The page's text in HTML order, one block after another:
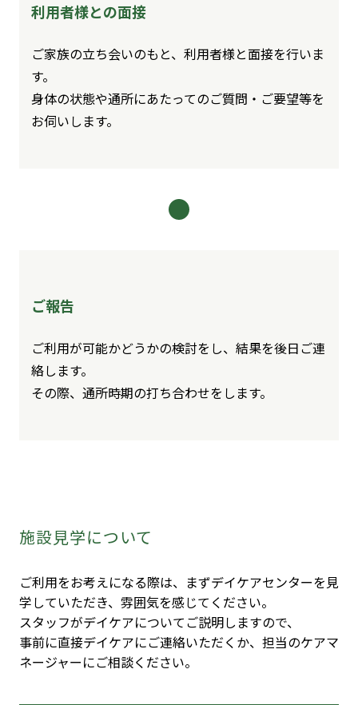
利用者様との面接
ご家族の立ち会いのもと、利用者様と面接を行いま
す。
身体の状態や通所にあたってのご質問・ご要望等を
お伺いします。
ご報告
ご利用が可能かどうかの検討をし、結果を後日ご連
絡します。
その際、通所時期の打ち合わせをします。
施設見学について
ご利用をお考えになる際は、まずデイケアセンターを見
学していただき、雰囲気を感じてください。
スタッフがデイケアについてご説明しますので、
事前に直接デイケアにご連絡いただくか、担当のケアマ
ネージャーにご相談ください。